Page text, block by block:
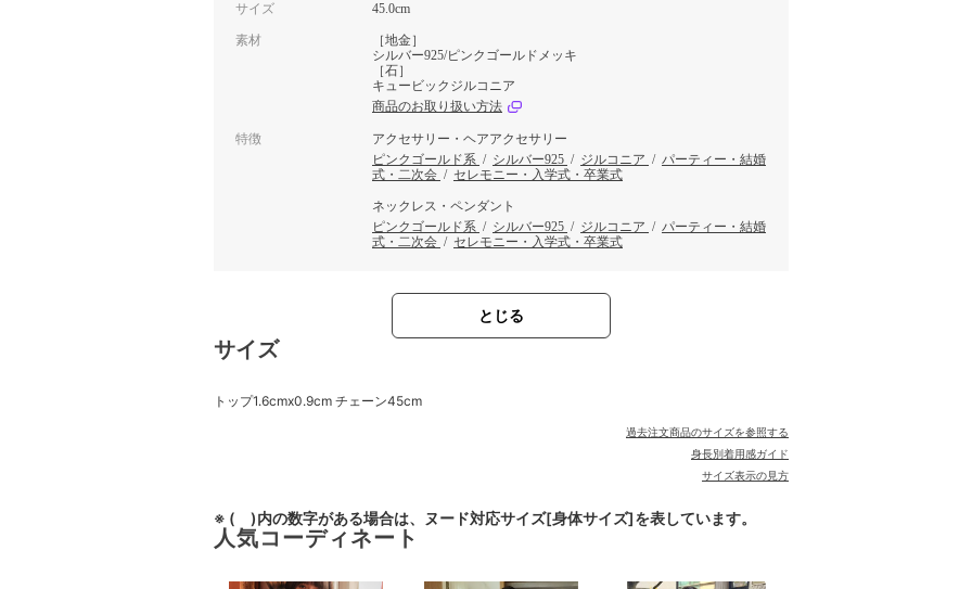
サイズ 45.0cm
素材
［地金］
シルバー925/ピンクゴールドメッキ
［石］
キュービックジルコニア
商品のお取り扱い方法
特徴
アクセサリー・ヘアアクセサリー
ピンクゴールド系 / シルバー925 / ジルコニア / パーティー・結婚
式・二次会 / セレモニー・入学式・卒業式
ネックレス・ペンダント
ピンクゴールド系 / シルバー925 / ジルコニア / パーティー・結婚
式・二次会 / セレモニー・入学式・卒業式
とじる
サイズ
トップ1.6cmx0.9cm チェーン45cm
過去注文商品のサイズを参照する
身長別着用感ガイド
サイズ表示の見方
※ ( )内の数字がある場合は、ヌード対応サイズ[身体サイズ]を表しています。
人気コーディネート